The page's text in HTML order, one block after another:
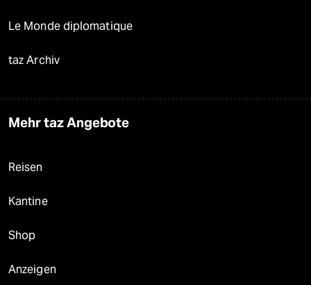
Le Monde diplomatique
taz Archiv
Mehr taz Angebote
Reisen
Kantine
Shop
Anzeigen